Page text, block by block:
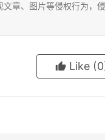
章、图片等侵权行为，
Like